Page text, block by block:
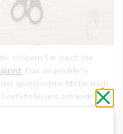
stöbern Sie durch die
print . Das abgebildete
das gewünschte Motiv nach
und schneiden Sie
aus.
ohne
zu